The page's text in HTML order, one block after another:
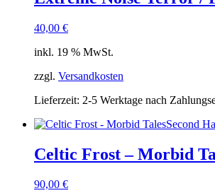
40,00 €
inkl. 19 % MwSt.
zzgl. Versandkosten
Lieferzeit: 2-5 Werktage nach
Second
Celtic Frost – Morbid
90,00 €